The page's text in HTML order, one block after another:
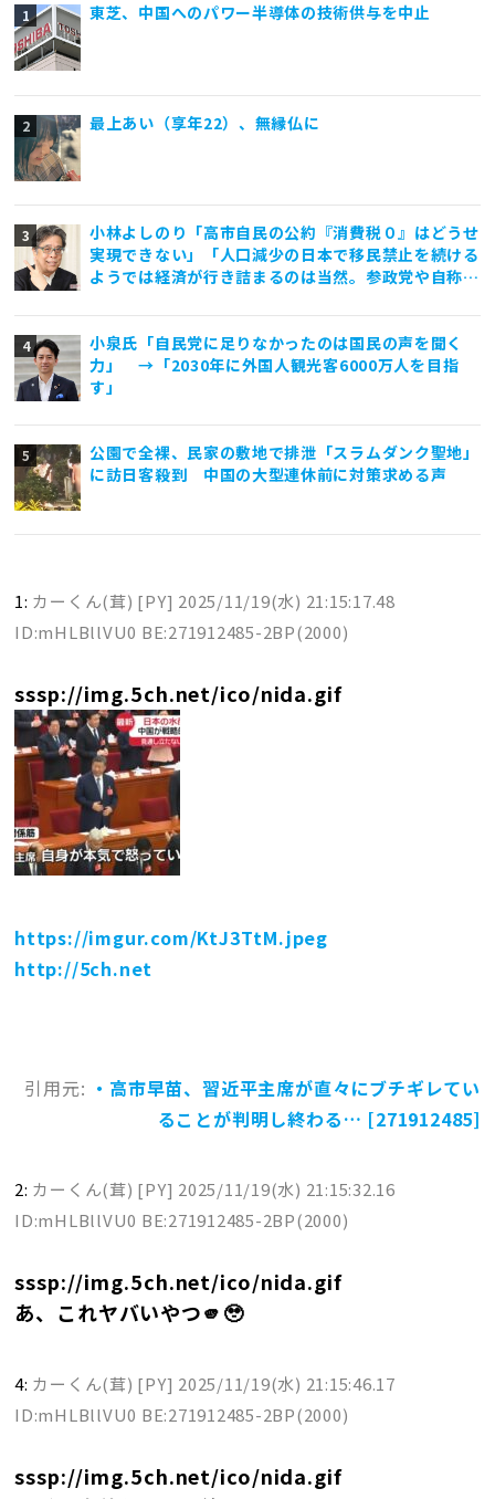
東芝、中国へのパワー半導体の技術供与を中止
最上あい（享年22）、無縁仏に
小林よしのり「高市自民の公約『消費税０』はどうせ
実現できない」「人口減少の日本で移民禁止を続ける
ようでは経済が行き詰まるのは当然。参政党や自称保
一直線」
小泉氏「自民党に足りなかったのは国民の声を聞く
力」 →「2030年に外国人観光客6000万人を目指
す」
公園で全裸、民家の敷地で排泄「スラムダンク聖地」
に訪日客殺到 中国の大型連休前に対策求める声
1: カーくん(茸) [PY] 2025/11/19(水) 21:15:17.48
ID:mHLBllVU0 BE:271912485-2BP(2000)
sssp://img.5ch.net/ico/nida.gif
https://imgur.com/KtJ3TtM.jpeg
http://5ch.net
引用元: ・高市早苗、習近平主席が直々にブチギレてい
ることが判明し終わる… [271912485]
2: カーくん(茸) [PY] 2025/11/19(水) 21:15:32.16
ID:mHLBllVU0 BE:271912485-2BP(2000)
sssp://img.5ch.net/ico/nida.gif
あ、これヤバいやつ🫵🥹
4: カーくん(茸) [PY] 2025/11/19(水) 21:15:46.17
ID:mHLBllVU0 BE:271912485-2BP(2000)
sssp://img.5ch.net/ico/nida.gif